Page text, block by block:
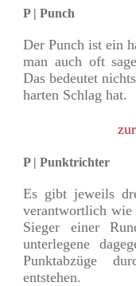
P | Punch
Der Punch ist ein
man auch oft
Das bedeutet
harten Schlag hat.
P | Punktrichter
Es gibt jeweils
verantwortlich wie
Sieger einer
unterlegene
Punktabzüge
entstehen.